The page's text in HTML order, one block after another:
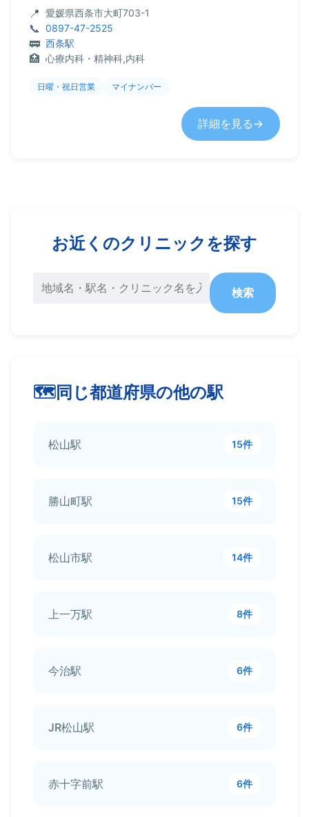
愛媛県西条市大町703-1
0897-47-2525
西条駅
心療内科・精神科,内科
日曜・祝日営業 マイナンバー
詳細を見る
お近くのクリニックを探す
検索
同じ都道府県の他の駅
松山駅 15件
勝山町駅 15件
松山市駅 14件
上一万駅 8件
今治駅 6件
JR松山駅 6件
赤十字前駅 6件